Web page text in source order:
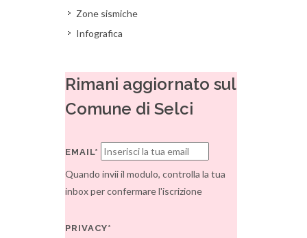
Zone sismiche
Infografica
Rimani aggiornato sul
Comune di Selci
EMAIL*
Quando invii il modulo, controlla la tua
inbox per confermare l'iscrizione
PRIVACY*